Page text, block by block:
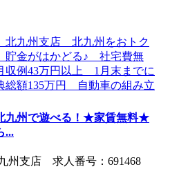
九州で遊べる！★家賃無料★
...
州支店 求人番号：691468